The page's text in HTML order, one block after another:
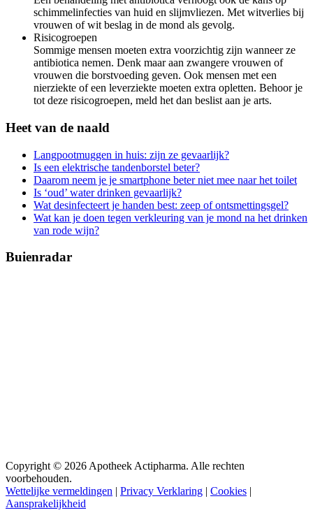
schimmelinfecties van huid en slijmvliezen. Met witverlies bij
vrouwen of wit beslag in de mond als gevolg.
Risicogroepen
Sommige mensen moeten extra voorzichtig zijn wanneer ze
antibiotica nemen. Denk maar aan zwangere vrouwen of
vrouwen die borstvoeding geven. Ook mensen met een
nierziekte of een leverziekte moeten extra opletten. Behoor je
tot deze risicogroepen, meld het dan beslist aan je arts.
Heet van de naald
Langpootmuggen in huis: zijn ze gevaarlijk?
Is een elektrische tandenborstel beter?
Daarom neem je je smartphone beter niet mee naar het toilet
Is ‘oud’ water drinken gevaarlijk?
Wat desinfecteert je handen best: zeep of ontsmettingsgel?
Wat kan je doen tegen verkleuring van je mond na het drinken
van rode wijn?
Buienradar
Copyright © 2026 Apotheek Actipharma. Alle rechten
voorbehouden.
Wettelijke vermeldingen | Privacy Verklaring | Cookies |
Aansprakelijkheid